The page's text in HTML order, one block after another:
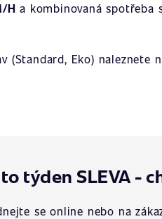
H a kombinovaná spotřeba
Eko) naleznete
týden SLEVA -
se online nebo na